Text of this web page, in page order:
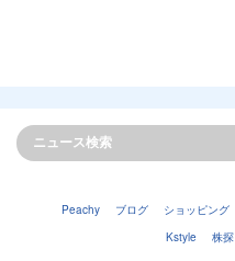
Peachy ブログ ショッピング
Kstyle
株探